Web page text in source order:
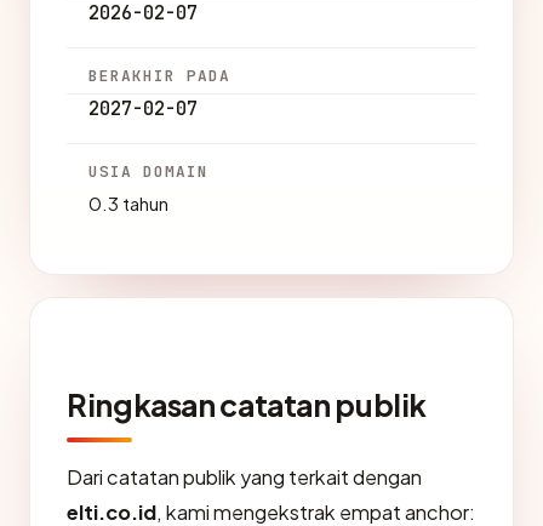
2026-02-07
BERAKHIR PADA
2027-02-07
USIA DOMAIN
0.3 tahun
Ringkasan catatan publik
Dari catatan publik yang terkait dengan
elti.co.id, kami mengekstrak empat anchor: